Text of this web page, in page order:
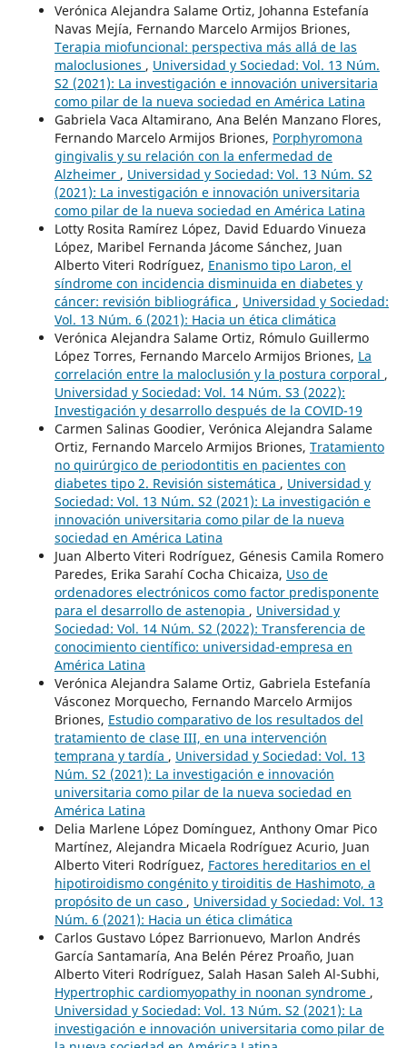
Verónica Alejandra Salame Ortiz, Johanna Estefanía
Navas Mejía, Fernando Marcelo Armijos Briones,
Terapia miofuncional: perspectiva más allá de las
maloclusiones , Universidad y Sociedad: Vol. 13 Núm.
S2 (2021): La investigación e innovación universitaria
como pilar de la nueva sociedad en América Latina
Gabriela Vaca Altamirano, Ana Belén Manzano Flores,
Fernando Marcelo Armijos Briones, Porphyromona
gingivalis y su relación con la enfermedad de
Alzheimer , Universidad y Sociedad: Vol. 13 Núm. S2
(2021): La investigación e innovación universitaria
como pilar de la nueva sociedad en América Latina
Lotty Rosita Ramírez López, David Eduardo Vinueza
López, Maribel Fernanda Jácome Sánchez, Juan
Alberto Viteri Rodríguez, Enanismo tipo Laron, el
síndrome con incidencia disminuida en diabetes y
cáncer: revisión bibliográfica , Universidad y Sociedad:
Vol. 13 Núm. 6 (2021): Hacia un ética climática
Verónica Alejandra Salame Ortiz, Rómulo Guillermo
López Torres, Fernando Marcelo Armijos Briones, La
correlación entre la maloclusión y la postura corporal ,
Universidad y Sociedad: Vol. 14 Núm. S3 (2022):
Investigación y desarrollo después de la COVID-19
Carmen Salinas Goodier, Verónica Alejandra Salame
Ortiz, Fernando Marcelo Armijos Briones, Tratamiento
no quirúrgico de periodontitis en pacientes con
diabetes tipo 2. Revisión sistemática , Universidad y
Sociedad: Vol. 13 Núm. S2 (2021): La investigación e
innovación universitaria como pilar de la nueva
sociedad en América Latina
Juan Alberto Viteri Rodríguez, Génesis Camila Romero
Paredes, Erika Sarahí Cocha Chicaiza, Uso de
ordenadores electrónicos como factor predisponente
para el desarrollo de astenopia , Universidad y
Sociedad: Vol. 14 Núm. S2 (2022): Transferencia de
conocimiento científico: universidad-empresa en
América Latina
Verónica Alejandra Salame Ortiz, Gabriela Estefanía
Vásconez Morquecho, Fernando Marcelo Armijos
Briones, Estudio comparativo de los resultados del
tratamiento de clase III, en una intervención
temprana y tardía , Universidad y Sociedad: Vol. 13
Núm. S2 (2021): La investigación e innovación
universitaria como pilar de la nueva sociedad en
América Latina
Delia Marlene López Domínguez, Anthony Omar Pico
Martínez, Alejandra Micaela Rodríguez Acurio, Juan
Alberto Viteri Rodríguez, Factores hereditarios en el
hipotiroidismo congénito y tiroiditis de Hashimoto, a
propósito de un caso , Universidad y Sociedad: Vol. 13
Núm. 6 (2021): Hacia un ética climática
Carlos Gustavo López Barrionuevo, Marlon Andrés
García Santamaría, Ana Belén Pérez Proaño, Juan
Alberto Viteri Rodríguez, Salah Hasan Saleh Al-Subhi,
Hypertrophic cardiomyopathy in noonan syndrome ,
Universidad y Sociedad: Vol. 13 Núm. S2 (2021): La
investigación e innovación universitaria como pilar de